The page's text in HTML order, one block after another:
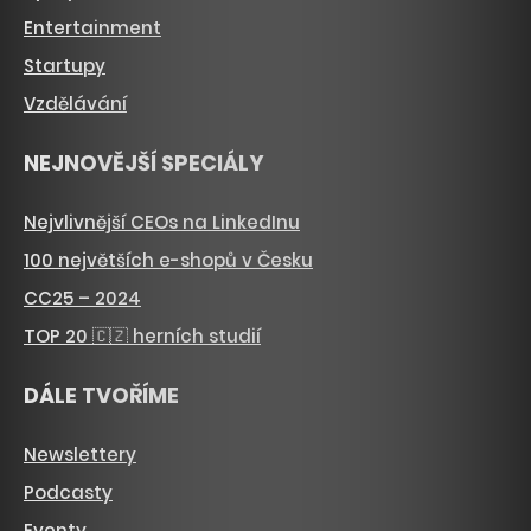
Entertainment
Startupy
Vzdělávání
NEJNOVĚJŠÍ SPECIÁLY
Nejvlivnější CEOs na LinkedInu
100 největších e-shopů v Česku
CC25 – 2024
TOP 20 🇨🇿 herních studií
DÁLE TVOŘÍME
Newslettery
Podcasty